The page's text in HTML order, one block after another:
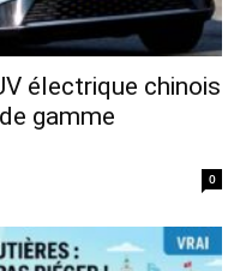
électrique chinois
gamme
0